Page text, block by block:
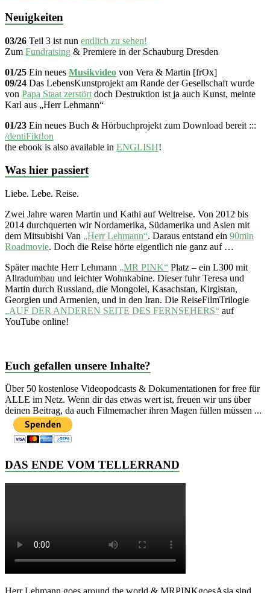
Neuigkeiten
03/26 Teil 3 ist nun endlich zu sehen!
Zum Fundraising & Premiere in der Schauburg Dresden
01/25 Ein neues Musikvideo von Vera & Martin [frOx]
09/24 Das LebensKunstprojekt am Rande der Gesellschaft wurde
von Papa Staat zerstört doch Destruktion ist ja auch Kunst, meinte
Karl aus „Herr Lehmann“
01/23 Ein neues Buch & Hörbuchprojekt zum Download bereit :::
/dentiFikt!on
the ebook is also available in ENGLISH!
Was hier passiert
Liebe. Lebe. Reise.
Zwei Jahre waren Martin und Kathi auf Weltreise. Von 2012 bis
2014 durchquerten wir Nordamerika, Südamerika und Asien mit
dem Mitsubishi Van „Herr Lehmann“. Daraus entstand ein 90min
Roadmovie. Doch die Reise hörte eigentlich nie ganz auf …
Später machte Herr Lehmann „MR PINK“ Platz – ein L300 mit
Allradumbau und leichter Wohnkabine. Dieser fuhr Teresa und
Martin durch Russland, die Mongolei, Kasachstan, Kirgistan,
Georgien und Armenien, und in den Iran. Die ReiseFilmTrilogie
„AUF DER ANDEREN SEITE DES FERNSEHERS“ auf
YouTube online!
Euch gefallen unsere Inhalte?
Über 50 kostenlose Videopodcasts & Dokumentationen for free für
ALLE im Netz. Wenn dir das etwas wert ist, freuen wir uns über
deinen Beitrag, da auch Filmemacher ihren Magen füllen müssen ...
DAS ENDE VOM TELLERRAND
Herr Lehmann goes around the world & MRPINKgoesAsia sind